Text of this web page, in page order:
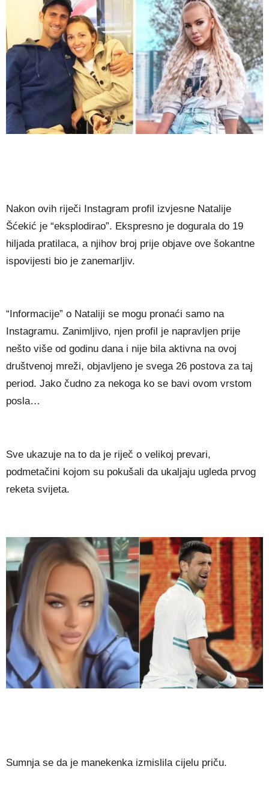
Nakon ovih riječi Instagram profil izvjesne Natalije
Šćekić je “eksplodirao”. Ekspresno je dogurala do 19
hiljada pratilaca, a njihov broj prije objave ove šokantne
ispovijesti bio je zanemarljiv.
“Informacije” o Nataliji se mogu pronaći samo na
Instagramu. Zanimljivo, njen profil je napravljen prije
nešto više od godinu dana i nije bila aktivna na ovoj
društvenoj mreži, objavljeno je svega 26 postova za taj
period. Jako čudno za nekoga ko se bavi ovom vrstom
posla…
Sve ukazuje na to da je riječ o velikoj prevari,
podmetačini kojom su pokušali da ukaljaju ugleda prvog
reketa svijeta.
Sumnja se da je manekenka izmislila cijelu priču.